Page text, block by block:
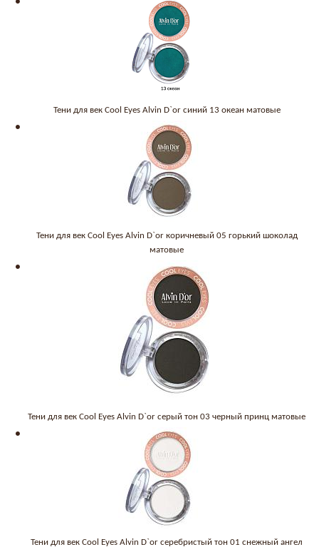
Тени для век Cool Eyes Alvin D`or синий 13 океан матовые
Тени для век Cool Eyes Alvin D`or коричневый 05 горький шоколад
матовые
Тени для век Cool Eyes Alvin D`or серый тон 03 черный принц матовые
Тени для век Cool Eyes Alvin D`or серебристый тон 01 снежный ангел